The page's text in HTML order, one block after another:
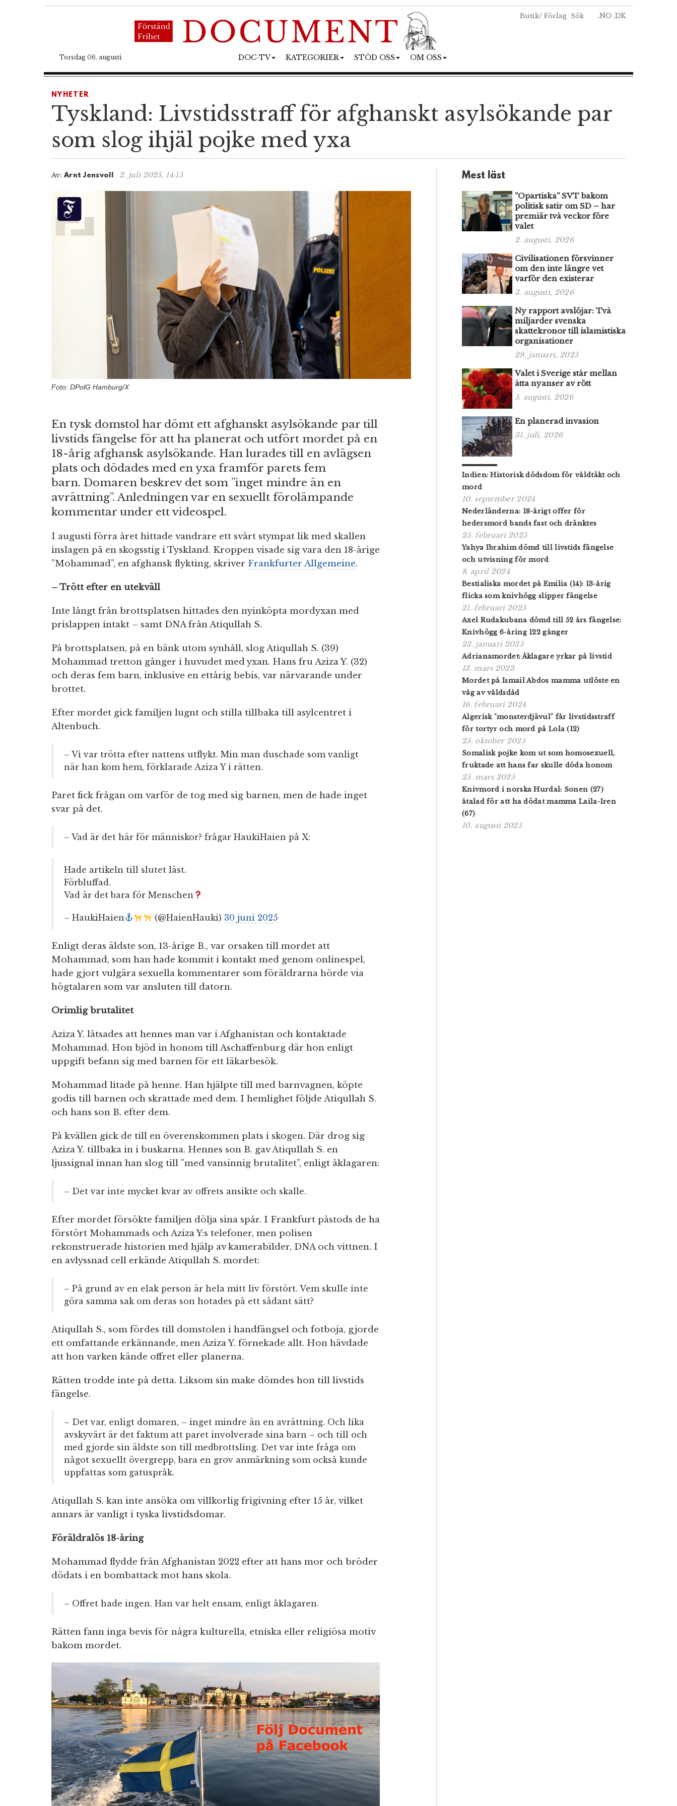
Butik/ Förlag Sök .NO .DK
Torsdag 06. augusti DOC-TV KATEGORIER STÖD OSS OM OSS
NYHETER
Tyskland: Livstidsstraff för afghanskt asylsökande par
som slog ihjäl pojke med yxa
Av: Arnt Jensvoll 2. juli 2025, 14:15
Foto: DPolG Hamburg/X
En tysk domstol har dömt ett afghanskt asylsökande par till
livstids fängelse för att ha planerat och utfört mordet på en
18-årig afghansk asylsökande. Han lurades till en avlägsen
plats och dödades med en yxa framför parets fem
barn. Domaren beskrev det som ”inget mindre än en
avrättning”. Anledningen var en sexuellt förolämpande
kommentar under ett videospel.
I augusti förra året hittade vandrare ett svårt stympat lik med skallen
inslagen på en skogsstig i Tyskland. Kroppen visade sig vara den 18-årige
”Mohammad”, en afghansk flykting, skriver Frankfurter Allgemeine.
– Trött efter en utekväll
Inte långt från brottsplatsen hittades den nyinköpta mordyxan med
prislappen intakt – samt DNA från Atiqullah S.
På brottsplatsen, på en bänk utom synhåll, slog Atiqullah S. (39)
Mohammad tretton gånger i huvudet med yxan. Hans fru Aziza Y. (32)
och deras fem barn, inklusive en ettårig bebis, var närvarande under
brottet.
Efter mordet gick familjen lugnt och stilla tillbaka till asylcentret i
Altenbuch.
– Vi var trötta efter nattens utflykt. Min man duschade som vanligt
när han kom hem, förklarade Aziza Y i rätten.
Paret fick frågan om varför de tog med sig barnen, men de hade inget
svar på det.
– Vad är det här för människor? frågar HaukiHaien på X:
Hade artikeln till slutet läst.
Förbluffad.
Vad är det bara för Menschen
– HaukiHaien (@HaienHauki) 30 juni 2025
Enligt deras äldste son, 13-årige B., var orsaken till mordet att
Mohammad, som han hade kommit i kontakt med genom onlinespel,
hade gjort vulgära sexuella kommentarer som föräldrarna hörde via
högtalaren som var ansluten till datorn.
Orimlig brutalitet
Aziza Y. låtsades att hennes man var i Afghanistan och kontaktade
Mohammad. Hon bjöd in honom till Aschaffenburg där hon enligt
uppgift befann sig med barnen för ett läkarbesök.
Mohammad litade på henne. Han hjälpte till med barnvagnen, köpte
godis till barnen och skrattade med dem. I hemlighet följde Atiqullah S.
och hans son B. efter dem.
På kvällen gick de till en överenskommen plats i skogen. Där drog sig
Aziza Y. tillbaka in i buskarna. Hennes son B. gav Atiqullah S. en
ljussignal innan han slog till ”med vansinnig brutalitet”, enligt åklagaren:
– Det var inte mycket kvar av offrets ansikte och skalle.
Efter mordet försökte familjen dölja sina spår. I Frankfurt påstods de ha
förstört Mohammads och Aziza Y:s telefoner, men polisen
rekonstruerade historien med hjälp av kamerabilder, DNA och vittnen. I
en avlyssnad cell erkände Atiqullah S. mordet:
– På grund av en elak person är hela mitt liv förstört. Vem skulle inte
göra samma sak om deras son hotades på ett sådant sätt?
Atiqullah S., som fördes till domstolen i handfängsel och fotboja, gjorde
ett omfattande erkännande, men Aziza Y. förnekade allt. Hon hävdade
att hon varken kände offret eller planerna.
Rätten trodde inte på detta. Liksom sin make dömdes hon till livstids
fängelse.
– Det var, enligt domaren, – inget mindre än en avrättning. Och lika
avskyvärt är det faktum att paret involverade sina barn – och till och
med gjorde sin äldste son till medbrottsling. Det var inte fråga om
något sexuellt övergrepp, bara en grov anmärkning som också kunde
uppfattas som gatuspråk.
Atiqullah S. kan inte ansöka om villkorlig frigivning efter 15 år, vilket
annars är vanligt i tyska livstidsdomar.
Föräldralös 18-åring
Mohammad flydde från Afghanistan 2022 efter att hans mor och bröder
dödats i en bombattack mot hans skola.
– Offret hade ingen. Han var helt ensam, enligt åklagaren.
Rätten fann inga bevis för några kulturella, etniska eller religiösa motiv
bakom mordet.
Mest läst
”Opartiska” SVT bakom
politisk satir om SD – har
premiär två veckor före
valet
2. augusti, 2026
Civilisationen försvinner
om den inte längre vet
varför den existerar
3. augusti, 2026
Ny rapport avslöjar: Två
miljarder svenska
skattekronor till islamistiska
organisationer
29. januari, 2025
Valet i Sverige står mellan
åtta nyanser av rött
5. augusti, 2026
En planerad invasion
31. juli, 2026
Indien: Historisk dödsdom för våldtäkt och
mord
10. september 2024
Nederländerna: 18-årigt offer för
hedersmord bands fast och dränktes
25. februari 2025
Yahya Ibrahim dömd till livstids fängelse
och utvisning för mord
8. april 2024
Bestialiska mordet på Emilia (14): 13-årig
flicka som knivhögg slipper fängelse
21. februari 2025
Axel Rudakubana dömd till 52 års fängelse:
Knivhögg 6-åring 122 gånger
23. januari 2025
Adrianamordet: Åklagare yrkar på livstid
13. mars 2023
Mordet på Ismail Abdos mamma utlöste en
våg av våldsdåd
16. februari 2024
Algerisk "monsterdjävul" får livstidsstraff
för tortyr och mord på Lola (12)
25. oktober 2025
Somalisk pojke kom ut som homosexuell,
fruktade att hans far skulle döda honom
25. mars 2025
Knivmord i norska Hurdal: Sonen (27)
åtalad för att ha dödat mamma Laila-Iren
(67)
10. augusti 2025